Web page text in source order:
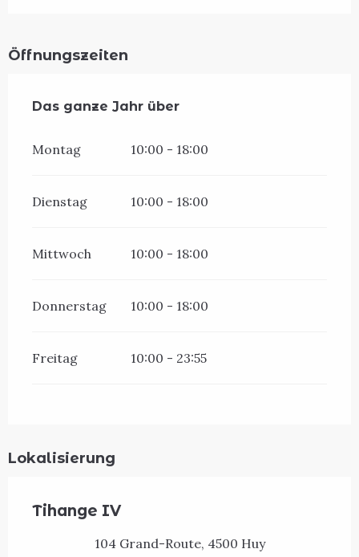
Öffnungszeiten
Das ganze Jahr über
Das ganze Jahr über
Montag 10:00 - 18:00
Dienstag 10:00 - 18:00
Mittwoch 10:00 - 18:00
Donnerstag 10:00 - 18:00
Freitag 10:00 - 23:55
Lokalisierung
Tihange IV
104 Grand-Route, 4500 Huy